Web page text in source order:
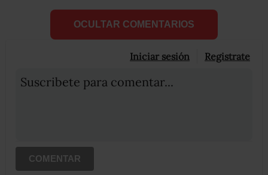
OCULTAR COMENTARIOS
Iniciar sesión Registrate
Suscribete para comentar...
COMENTAR